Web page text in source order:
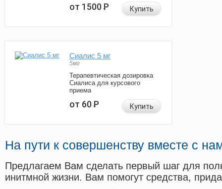
от 1500Р Купить
Сиалис 5 мг
5мг
Терапевтическая дозировка
Сиалиса для курсового
приема
от 60Р Купить
На пути к совершенству вместе с
Предлагаем Вам сделать первый шаг для
инитмной жизни. Вам помогут средства,